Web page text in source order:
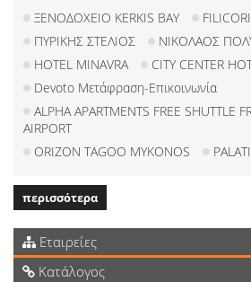
ΞΕΝΟΔΟΧΕΙΟ KERKIS BAY
ΠΥΡΙΚΗΣ ΣΤΕΛΙΟΣ
ΝΙΚΟΛΑΟΣ
HOTEL MINAVRA
CITY CENTER
Devoto Μετάφραση-Επικοινωνία
ALPHA APARTMENTS FREE SHUTTLE
AIRPORT
ORIZON TAGOO MYKONOS
περισσότερα
Εταιρείες
Κατάλογος